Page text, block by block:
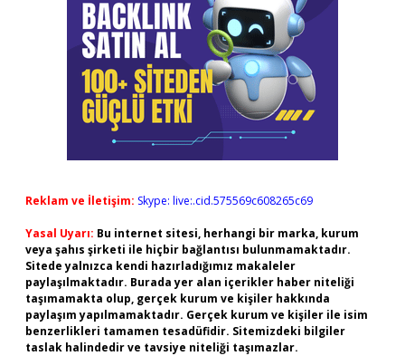
Reklam ve İletişim: Skype: live:.cid.575569c608265c69
Yasal Uyarı: Bu internet sitesi, herhangi bir marka, kurum
veya şahıs şirketi ile hiçbir bağlantısı bulunmamaktadır.
Sitede yalnızca kendi hazırladığımız makaleler
paylaşılmaktadır. Burada yer alan içerikler haber niteliği
taşımamakta olup, gerçek kurum ve kişiler hakkında
paylaşım yapılmamaktadır. Gerçek kurum ve kişiler ile isim
benzerlikleri tamamen tesadüfidir. Sitemizdeki bilgiler
taslak halindedir ve tavsiye niteliği taşımazlar.